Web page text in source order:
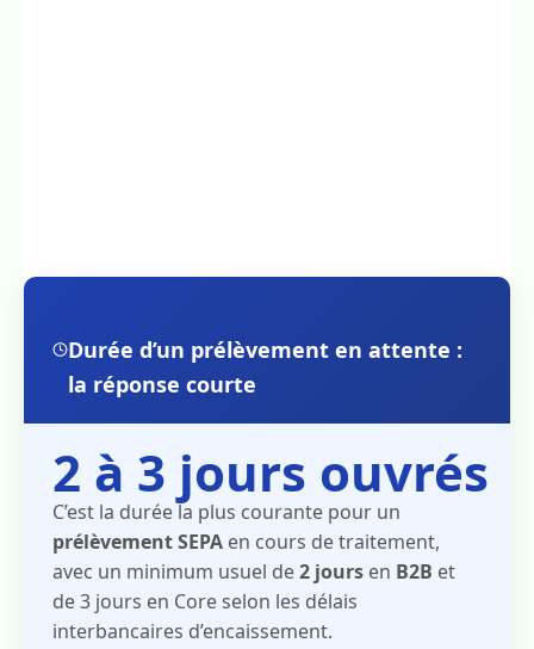
Durée d’un prélèvement en attente :
la réponse courte
2 à 3 jours ouvrés
C’est la durée la plus courante pour un
prélèvement SEPA en cours de traitement,
avec un minimum usuel de2 jours en B2B et
de 3 jours en Core selon les délais
interbancaires d’encaissement.